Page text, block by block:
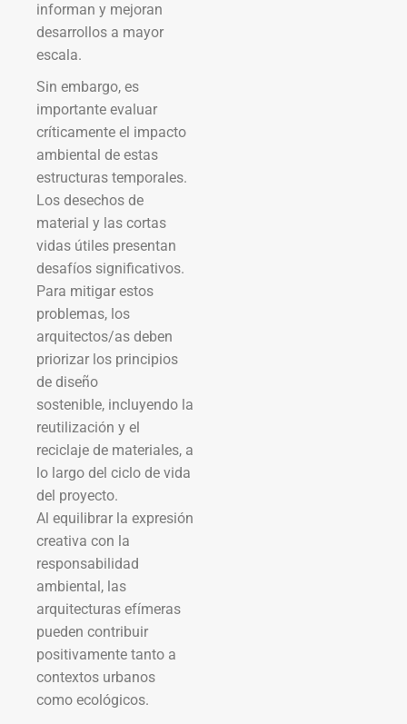
informan y mejoran
desarrollos a mayor
escala.
Sin embargo, es
importante evaluar
críticamente el impacto
ambiental de estas
estructuras temporales.
Los desechos de
material y las cortas
vidas útiles presentan
desafíos significativos.
Para mitigar estos
problemas, los
arquitectos/as deben
priorizar los principios
de diseño
sostenible, incluyendo la
reutilización y el
reciclaje de materiales, a
lo largo del ciclo de vida
del proyecto.
Al equilibrar la expresión
creativa con la
responsabilidad
ambiental, las
arquitecturas efímeras
pueden contribuir
positivamente tanto a
contextos urbanos
como ecológicos.